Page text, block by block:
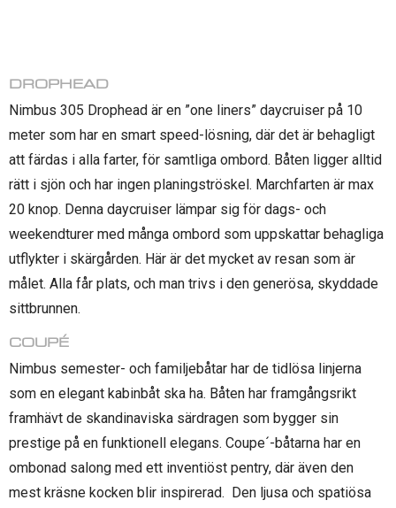
DROPHEAD
Nimbus 305 Drophead är en ”one liners” daycruiser på 10
meter som har en smart speed-lösning, där det är behagligt
att färdas i alla farter, för samtliga ombord. Båten ligger alltid
rätt i sjön och har ingen planingströskel. Marchfarten är max
20 knop. Denna daycruiser lämpar sig för dags- och
weekendturer med många ombord som uppskattar behagliga
utflykter i skärgården. Här är det mycket av resan som är
målet. Alla får plats, och man trivs i den generösa, skyddade
sittbrunnen.
COUPÉ
Nimbus semester- och familjebåtar har de tidlösa linjerna
som en elegant kabinbåt ska ha. Båten har framgångsrikt
framhävt de skandinaviska särdragen som bygger sin
prestige på en funktionell elegans. Coupe´-båtarna har en
ombonad salong med ett inventiöst pentry, där även den
mest kräsne kocken blir inspirerad. Den ljusa och spatiösa